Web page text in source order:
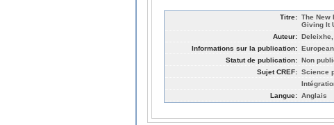
Titre: The New
Giving It
Auteur:
Informations sur la publication:
Statut de publication: Non
Sujet CREF: Science
Langue: Anglais